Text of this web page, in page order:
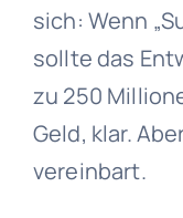
sich: Wenn
sollte das
zu 250
Geld, klar.
vereinbart.